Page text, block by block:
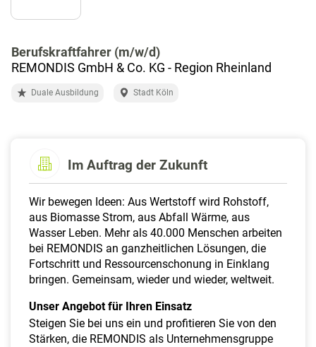
Berufskraftfahrer (m/w/d)
REMONDIS GmbH & Co. KG - Region Rheinland
Duale Ausbildung Stadt Köln
Im Auftrag der Zukunft
Wir bewegen Ideen: Aus Wertstoff wird Rohstoff,
aus Biomasse Strom, aus Abfall Wärme, aus
Wasser Leben. Mehr als 40.000 Menschen arbeiten
bei REMONDIS an ganzheitlichen Lösungen, die
Fortschritt und Ressourcenschonung in Einklang
bringen. Gemeinsam, wieder und wieder, weltweit.
Unser Angebot für Ihren Einsatz
Steigen Sie bei uns ein und profitieren Sie von den
Stärken, die REMONDIS als Unternehmensgruppe